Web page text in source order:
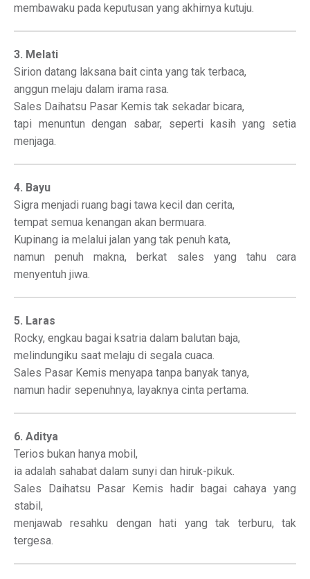
membawaku pada keputusan yang akhirnya kutuju.
3. Melati
Sirion datang laksana bait cinta yang tak terbaca,
anggun melaju dalam irama rasa.
Sales Daihatsu Pasar Kemis tak sekadar bicara,
tapi menuntun dengan sabar, seperti kasih yang setia
menjaga.
4. Bayu
Sigra menjadi ruang bagi tawa kecil dan cerita,
tempat semua kenangan akan bermuara.
Kupinang ia melalui jalan yang tak penuh kata,
namun penuh makna, berkat sales yang tahu cara
menyentuh jiwa.
5. Laras
Rocky, engkau bagai ksatria dalam balutan baja,
melindungiku saat melaju di segala cuaca.
Sales Pasar Kemis menyapa tanpa banyak tanya,
namun hadir sepenuhnya, layaknya cinta pertama.
6. Aditya
Terios bukan hanya mobil,
ia adalah sahabat dalam sunyi dan hiruk-pikuk.
Sales Daihatsu Pasar Kemis hadir bagai cahaya yang
stabil,
menjawab resahku dengan hati yang tak terburu, tak
tergesa.